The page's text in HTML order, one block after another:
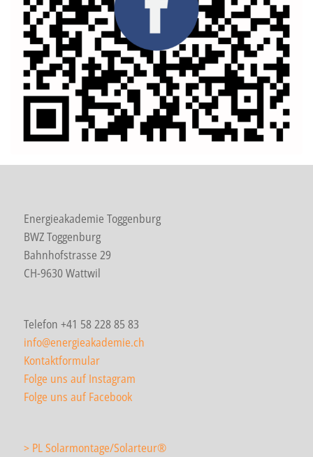
Energieakademie Toggenburg
BWZ Toggenburg
Bahnhofstrasse 29
CH-9630 Wattwil
Telefon +41 58 228 85 83
info@energieakademie.ch
Kontaktformular
Folge uns auf Instagram
Folge uns auf Facebook
> PL Solarmontage/Solarteur®